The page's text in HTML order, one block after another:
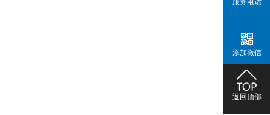
服务电话
添加微信
返回顶部